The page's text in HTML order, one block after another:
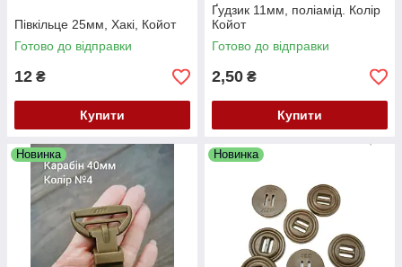
Півкільце 25мм, Хакі, Койот
Готово до відправки
12 ₴
Купити
Ґудзик 11мм, поліамід. Колір
Койот
Готово до відправки
2,50 ₴
Купити
Новинка Новинка